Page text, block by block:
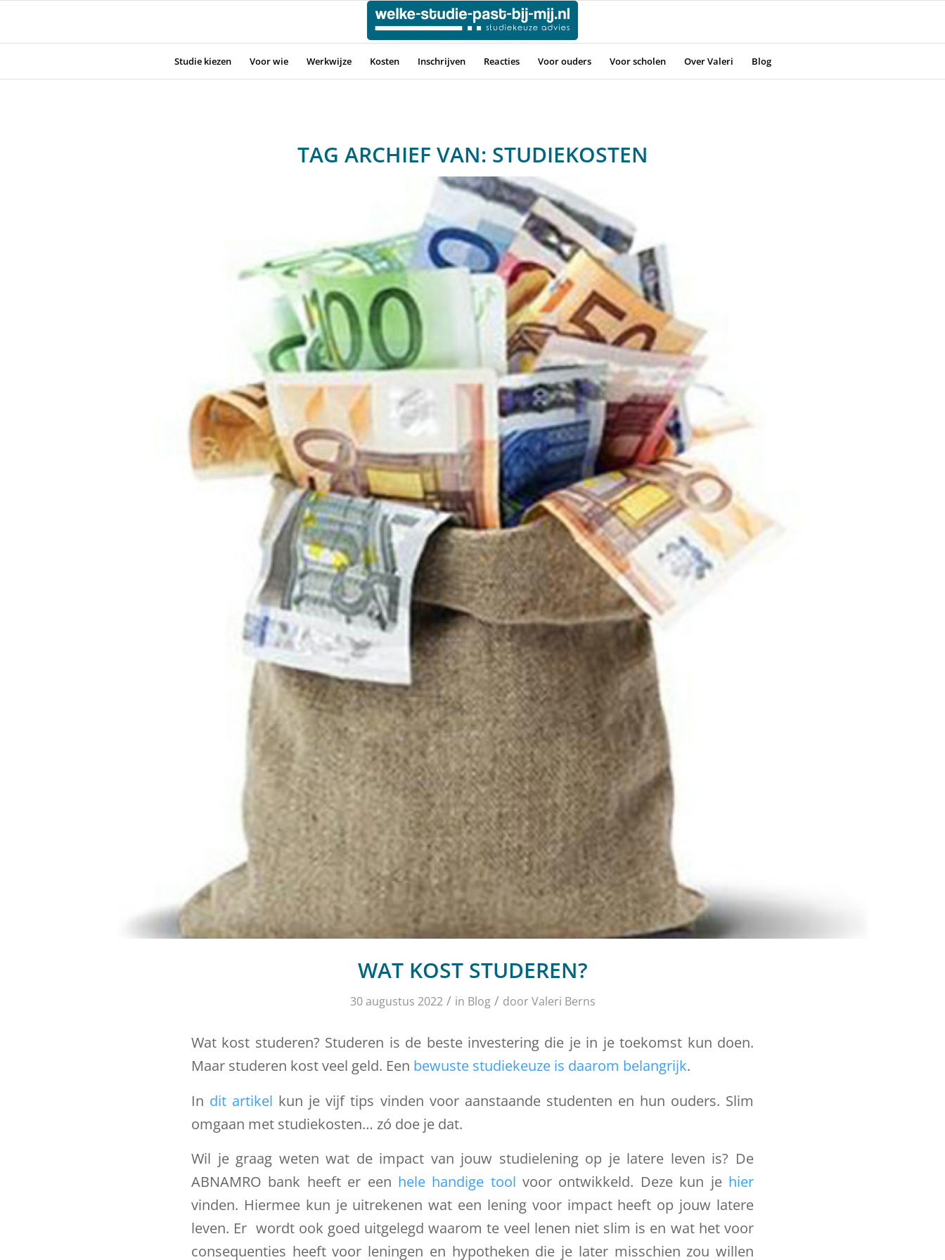
Studie kiezen Voor wie Werkwijze Kosten Inschrijven Reacties Voor ouders Voor scholen Over Valeri Blog
TAG ARCHIEF VAN: STUDIEKOSTEN
WAT KOST STUDEREN?
30 augustus 2022 / in Blog / doorValeri Berns
Wat kost studeren? Studeren is de beste investering die je in je toekomst kun doen.
Maar studeren kost veel geld. Een bewuste studiekeuze is daarom belangrijk.
In dit artikel kun je vijf tips vinden voor aanstaande studenten en hun ouders. Slim
omgaan met studiekosten… zó doe je dat.
Wil je graag weten wat de impact van jouw studielening op je latere leven is? De
ABNAMRO bank heeft er een hele handige tool voor ontwikkeld. Deze kun jehier
vinden. Hiermee kun je uitrekenen wat een lening voor impact heeft op jouw latere
leven. Er wordt ook goed uitgelegd waarom te veel lenen niet slim is en wat het voor
consequenties heeft voor leningen en hypotheken die je later misschien zou willen